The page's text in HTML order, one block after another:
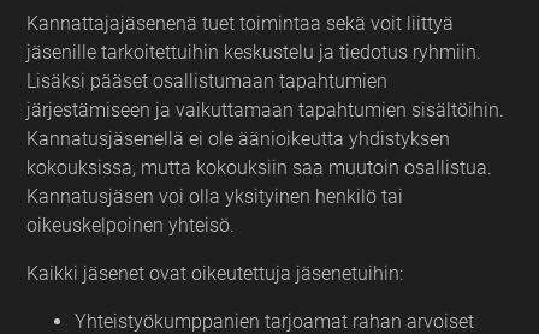
Kannattajajäsenenä tuet toimintaa sekä voit liittyä
jäsenille tarkoitettuihin keskustelu ja tiedotus ryhmiin.
Lisäksi pääset osallistumaan tapahtumien
järjestämiseen ja vaikuttamaan tapahtumien sisältöihin.
Kannatusjäsenellä ei ole äänioikeutta yhdistyksen
kokouksissa, mutta kokouksiin saa muutoin osallistua.
Kannatusjäsen voi olla yksityinen henkilö tai
oikeuskelpoinen yhteisö.
Kaikki jäsenet ovat oikeutettuja jäsenetuihin:
Yhteistyökumppanien tarjoamat rahan arvoiset